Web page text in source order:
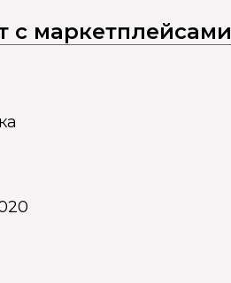
с маркетплейсами